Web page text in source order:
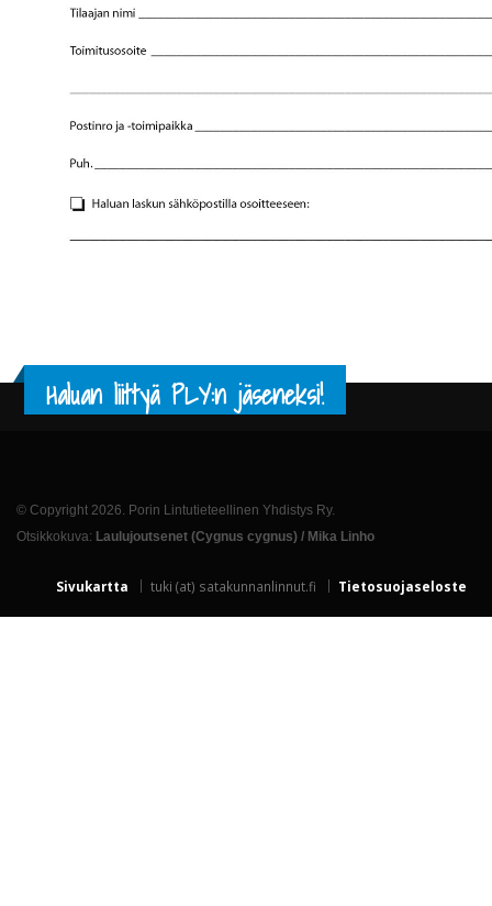
Haluan liittyä PLY:n jäseneksi!
© Copyright 2026. Porin Lintutieteellinen Yhdistys Ry.
Otsikkokuva: Laulujoutsenet (Cygnus cygnus) / Mika Linho
Sivukartta tuki (at) satakunnanlinnut.fi Tietosuojaseloste